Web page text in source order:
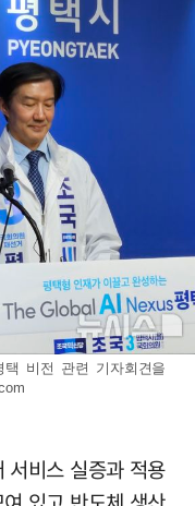
택 비전 관련 기자회견을
비스 실증과 적용